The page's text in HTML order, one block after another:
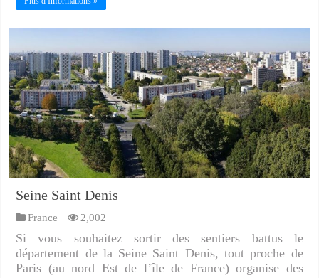
Seine Saint Denis
France 2,002
Si vous souhaitez sortir des sentiers battus le
département de la Seine Saint Denis, tout proche de
Paris (au nord Est de l’île de France) organise des